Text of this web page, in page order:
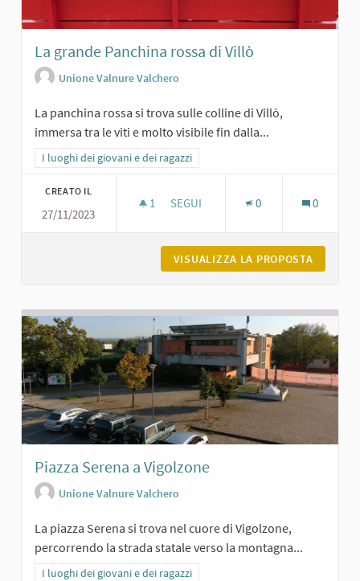
La grande Panchina rossa di Villò
Unione Valnure Valchero
La panchina rossa si trova sulle colline di Villò,
immersa tra le viti e molto visibile fin dalla...
Filtra i risultati per categoria: I luoghi dei giovani e dei ragazzi
I luoghi dei giovani e dei ragazzi
CREATO IL
27/11/2023
1 1 SOSTENITORI
SEGUI 0 0
VISUALIZZA LA PROPOSTA
Piazza Serena a Vigolzone
Unione Valnure Valchero
La piazza Serena si trova nel cuore di Vigolzone,
percorrendo la strada statale verso la montagna...
Filtra i risultati per categoria: I luoghi dei giovani e dei ragazzi
I luoghi dei giovani e dei ragazzi